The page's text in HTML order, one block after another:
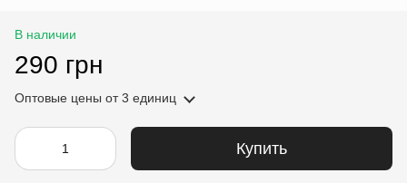
В наличии
290 грн
Оптовые цены от 3 единиц
Купить